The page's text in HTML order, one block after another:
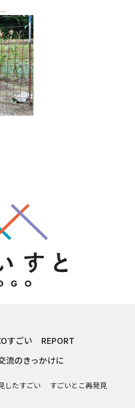
すごい
REPORT
流のきっかけに
したすごい すごいとこ再発見